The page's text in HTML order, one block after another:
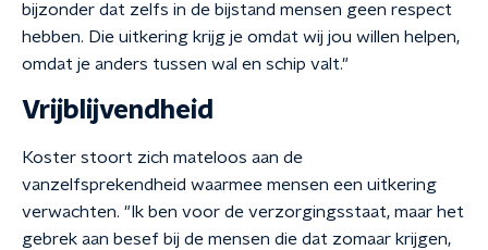
bijzonder dat zelfs in de bijstand mensen geen respect
hebben. Die uitkering krijg je omdat wij jou willen helpen,
omdat je anders tussen wal en schip valt."
Vrijblijvendheid
Koster stoort zich mateloos aan de
vanzelfsprekendheid waarmee mensen een uitkering
verwachten. "Ik ben voor de verzorgingsstaat, maar het
gebrek aan besef bij de mensen die dat zomaar krijgen,